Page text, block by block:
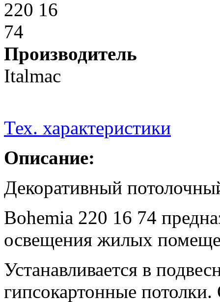
Производитель
Italmac
Тех. характеристики
Описание:
Декоративный
Bohemia 220 16 74
освещения жилых
Устанавливается в
гипсокартонные